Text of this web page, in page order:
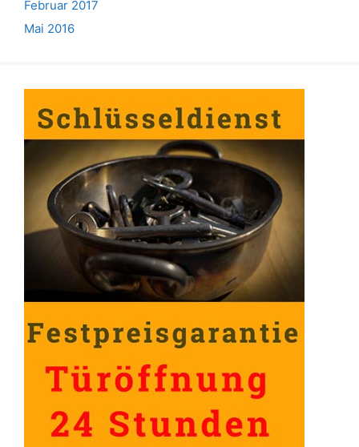
Februar 2017
Mai 2016